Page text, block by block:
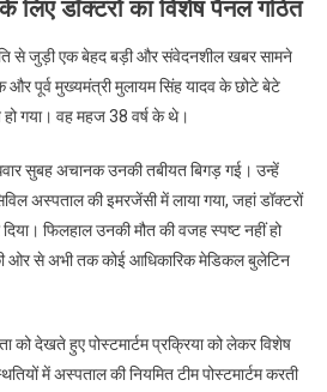
खबर
सभी
स्तब्ध
के लिए डॉक्टरों का विशेष पैनल गठित
से जुड़ी एक बेहद बड़ी और संवेदनशील खबर सामने
और पूर्व मुख्यमंत्री मुलायम सिंह यादव के छोटे बेटे
हो गया। वह महज 38 वर्ष के थे।
सुबह अचानक उनकी तबीयत बिगड़ गई। उन्हें
अस्पताल की इमरजेंसी में लाया गया, जहां डॉक्टरों
फिलहाल उनकी मौत की वजह स्पष्ट नहीं हो
ओर से अभी तक कोई आधिकारिक मेडिकल बुलेटिन
को देखते हुए पोस्टमार्टम प्रक्रिया को लेकर विशेष
में अस्पताल की नियमित टीम पोस्टमार्टम करती